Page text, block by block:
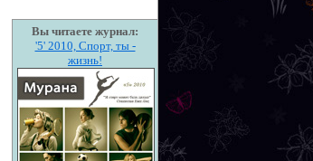
Вы читаете журнал:
'5' 2010, Спорт, ты -
жизнь!